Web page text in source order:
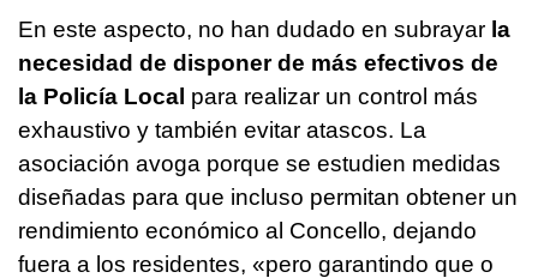
En este aspecto, no han dudado en subrayar la
necesidad de disponer de más efectivos de
la Policía Local para realizar un control más
exhaustivo y también evitar atascos. La
asociación avoga porque se estudien medidas
diseñadas para que incluso permitan obtener un
rendimiento económico al Concello, dejando
fuera a los residentes, «pero garantindo que o